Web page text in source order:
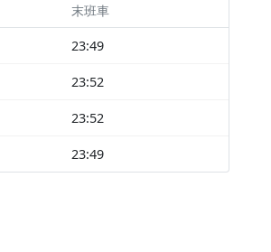
末班車
23:49
23:52
23:52
23:49